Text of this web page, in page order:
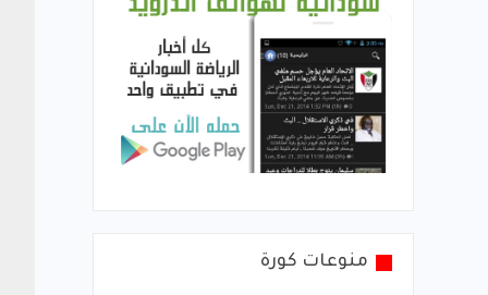
منوعات كورة